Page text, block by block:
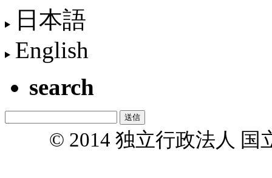
日本語
English
search
© 2014 独立行政法人 国